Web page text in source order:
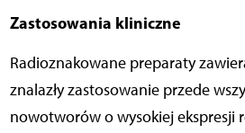
Zastosowania kliniczne
Radioznakowane preparaty
znalazły zastosowanie przede
nowotworów o wysokiej ekspresji